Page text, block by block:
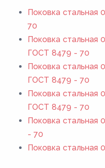
Поковка стальная
70
Поковка
ГОСТ 8479 - 70
Поковка
ГОСТ 8479 - 70
Поковка
ГОСТ 8479 - 70
Поковка
- 70
Поковка стальная